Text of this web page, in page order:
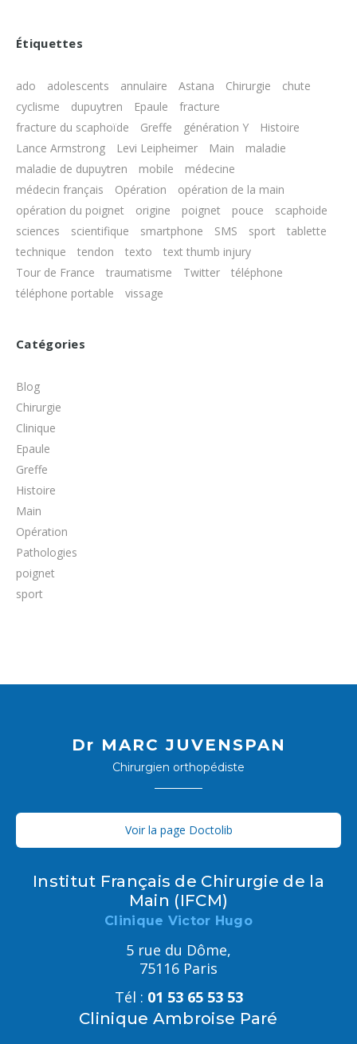
Étiquettes
ado adolescents annulaire Astana Chirurgie
chute
cyclisme
dupuytren Epaule
fracture
fracture du scaphoïde
Greffe génération Y
Histoire
Lance Armstrong
Levi Leipheimer Main
maladie
maladie de dupuytren
mobile
médecine
médecin français
Opération
opération de la main
opération du poignet
origine poignet pouce
scaphoide
sciences
scientifique smartphone SMS sport
tablette
technique
tendon texto
text thumb injury
Tour de France
traumatisme Twitter
téléphone
téléphone portable
vissage
Catégories
Blog
Chirurgie
Clinique
Epaule
Greffe
Histoire
Main
Opération
Pathologies
poignet
sport
Dr MARC JUVENSPAN
Chirurgien orthopédiste
Voir la page Doctolib
Institut Français de Chirurgie de la
Main (IFCM)
Clinique Victor Hugo
5 rue du Dôme,
75116 Paris
Tél : 01 53 65 53 53
Clinique Ambroise Paré